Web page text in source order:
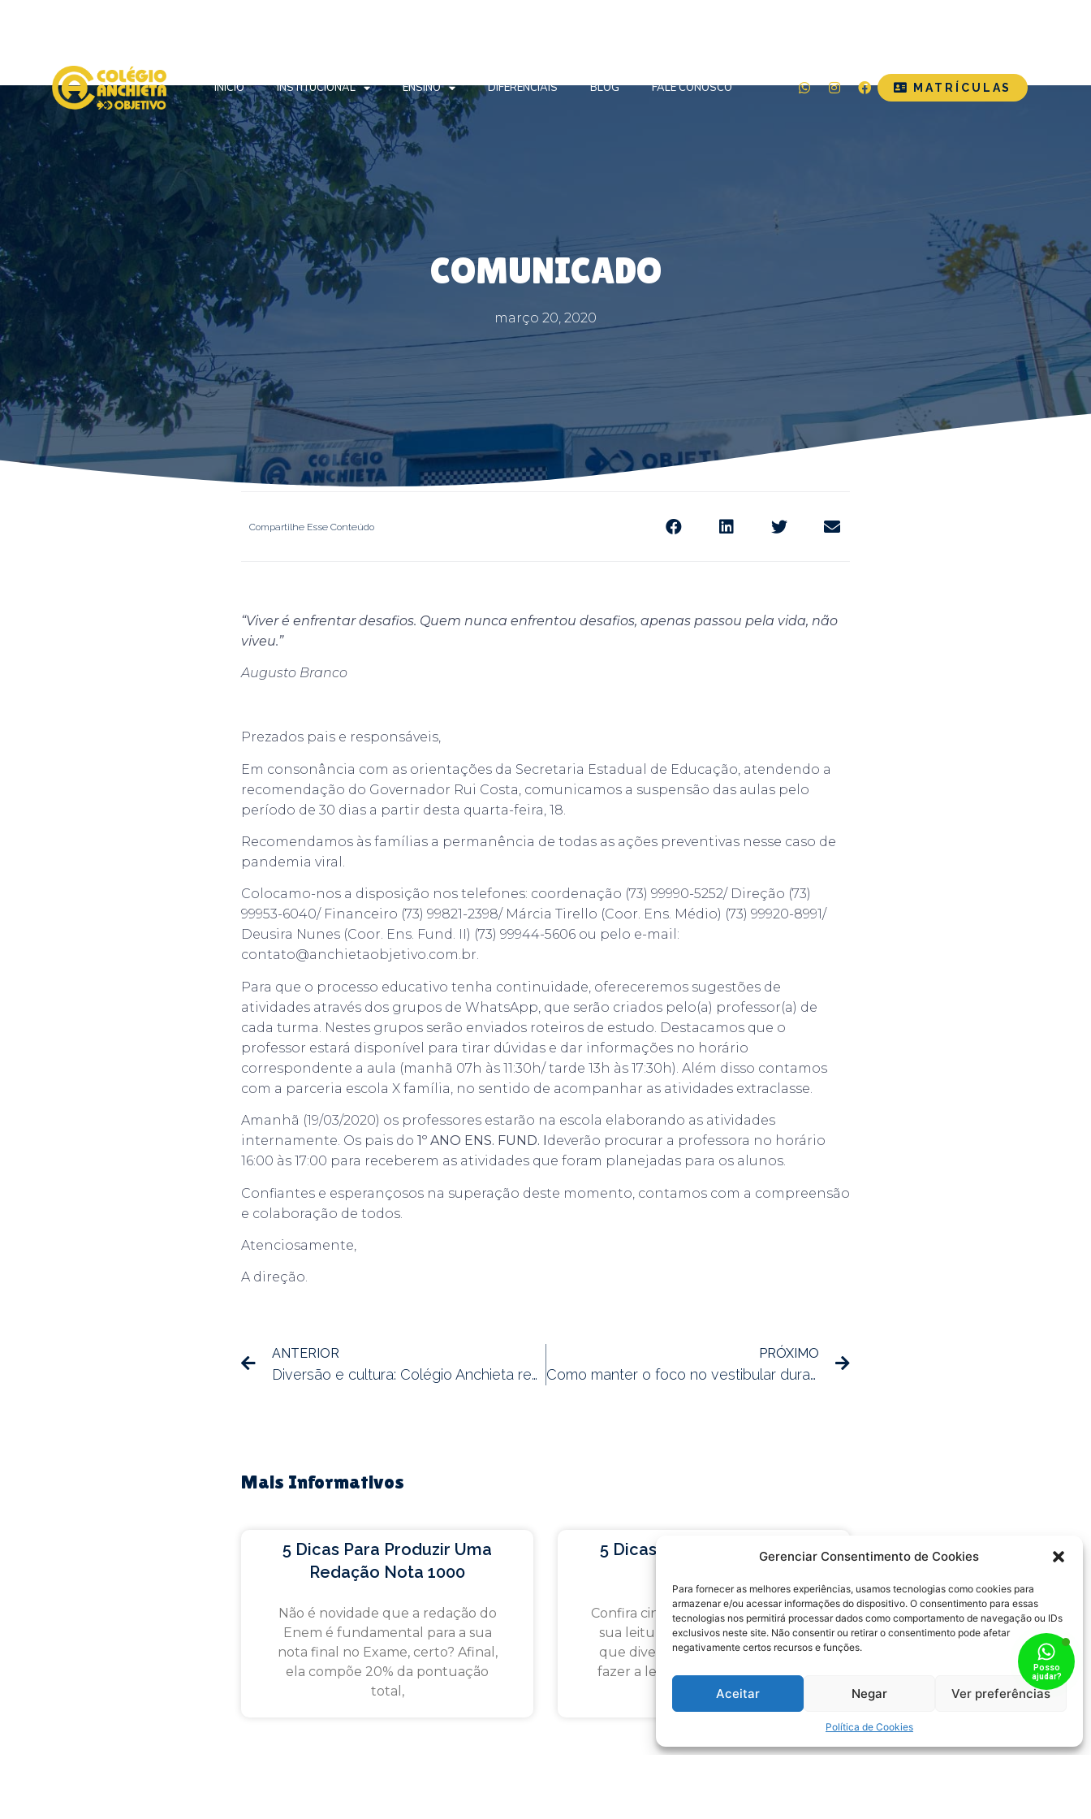
Gerenciar Consentimento de Cookies
Para fornecer as melhores experiências, usamos tecnologias como cookies para
armazenar e/ou acessar informações do dispositivo. O consentimento para essas
tecnologias nos permitirá processar dados como comportamento de navegação ou IDs
exclusivos neste site. Não consentir ou retirar o consentimento pode afetar
negativamente certos recursos e funções.
Aceitar Negar Ver preferências
Política de Cookies
INÍCIO INSTITUCIONAL ENSINO DIFERENCIAIS BLOG FALE CONOSCO MATRÍCULAS
COMUNICADO
março 20, 2020
Compartilhe Esse Conteúdo
“Viver é enfrentar desafios. Quem nunca enfrentou desafios, apenas passou pela vida, não
viveu.”
Augusto Branco
Prezados pais e responsáveis,
Em consonância com as orientações da Secretaria Estadual de Educação, atendendo a
recomendação do Governador Rui Costa, comunicamos a suspensão das aulas pelo
período de 30 dias a partir desta quarta-feira, 18.
Recomendamos às famílias a permanência de todas as ações preventivas nesse caso de
pandemia viral.
Colocamo-nos a disposição nos telefones: coordenação (73) 99990-5252/ Direção (73)
99953-6040/ Financeiro (73) 99821-2398/ Márcia Tirello (Coor. Ens. Médio) (73) 99920-8991/
Deusira Nunes (Coor. Ens. Fund. II) (73) 99944-5606 ou pelo e-mail:
contato@anchietaobjetivo.com.br.
Para que o processo educativo tenha continuidade, ofereceremos sugestões de
atividades através dos grupos de WhatsApp, que serão criados pelo(a) professor(a) de
cada turma. Nestes grupos serão enviados roteiros de estudo. Destacamos que o
professor estará disponível para tirar dúvidas e dar informações no horário
correspondente a aula (manhã 07h às 11:30h/ tarde 13h às 17:30h). Além disso contamos
com a parceria escola X família, no sentido de acompanhar as atividades extraclasse.
Amanhã (19/03/2020) os professores estarão na escola elaborando as atividades
internamente. Os pais do 1º ANO ENS. FUND. I deverão procurar a professora no horário
16:00 às 17:00 para receberem as atividades que foram planejadas para os alunos.
Confiantes e esperançosos na superação deste momento, contamos com a compreensão
e colaboração de todos.
Atenciosamente,
A direção.
ANTERIOR
Diversão e cultura: Colégio Anchieta realiza baile de carnaval
PRÓXIMO
Como manter o foco no vestibular durante uma pandemia?
Mais Informativos
5 Dicas Para Produzir Uma
Redação Nota 1000
Não é novidade que a redação do
Enem é fundamental para a sua
nota final no Exame, certo? Afinal,
ela compõe 20% da pontuação
total,
5 Dicas Para Melhorar Sua
Confira cinco dicas que melhorarão
sua leitura e compreensãoÉ fato
que diversas vezes desistimos de
fazer a leitura de um livro ou um
texto,por não
Posso
ajudar?